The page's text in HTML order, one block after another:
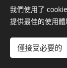
我們使用了
提供最佳的使用體
僅接受必要的